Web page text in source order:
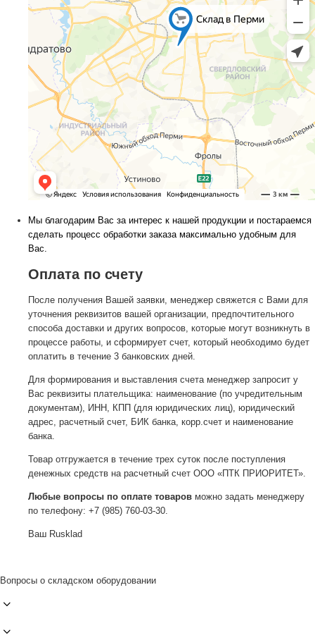
Мы благодарим Вас за интерес к нашей продукции и постараемся
сделать процесс обработки заказа максимально удобным для
Вас.
Оплата по счету
После получения Вашей заявки, менеджер свяжется с Вами для
уточнения реквизитов вашей организации, предпочтительного
способа доставки и других вопросов, которые могут возникнуть в
процессе работы, и сформирует счет, который необходимо будет
оплатить в течение 3 банковских дней.
Для формирования и выставления счета менеджер запросит у
Вас реквизиты плательщика: наименование (по учредительным
документам), ИНН, КПП (для юридических лиц), юридический
адрес, расчетный счет, БИК банка, корр.счет и наименование
банка.
Товар отгружается в течение трех суток после поступления
денежных средств на расчетный счет ООО «ПТК ПРИОРИТЕТ».
Любые вопросы по оплате товаров можно задать менеджеру
по телефону: +7 (985) 760-03-30.
Ваш Rusklad
Вопросы о складском оборудовании